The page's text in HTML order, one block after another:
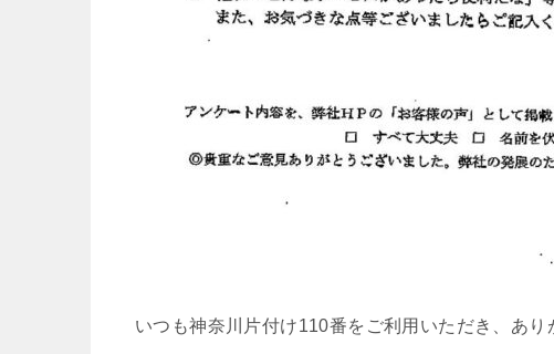
いつも神奈川片付け110番をご利用いただき、あり